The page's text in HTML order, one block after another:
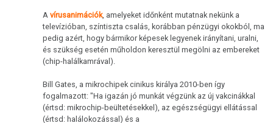
Hormonok
dohányzás
Avírusanimációk, amelyeket időnként mutatnak nekünk a
televízióban, színtiszta csalás, korábban pénzügyi okokból, ma
pedig azért, hogy bármikor képesek legyenek irányítani, uralni,
és szükség esetén műholdon keresztül megölni az embereket
(chip-halálkamrával).
Bill Gates, a mikrochipek cinikus királya 2010-ben így
fogalmazott: "Ha igazán jó munkát végzünk az új vakcinákkal
(értsd: mikrochip-beültetésekkel), az egészségügyi ellátással
(értsd: halálokozással) és a